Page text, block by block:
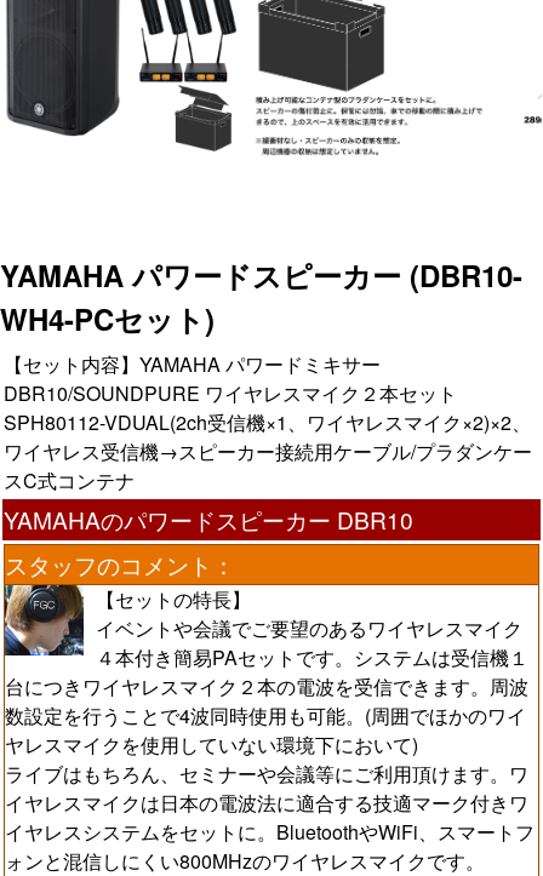
YAMAHA パワードスピーカー (DBR10-
WH4-PCセット)
【セット内容】YAMAHA パワードミキサー
DBR10/SOUNDPURE ワイヤレスマイク２本セット
SPH80112-VDUAL(2ch受信機×1、ワイヤレスマイク×2)×2、
ワイヤレス受信機→スピーカー接続用ケーブル/プラダンケー
スC式コンテナ
YAMAHAのパワードスピーカー DBR10
スタッフのコメント：
【セットの特長】
イベントや会議でご要望のあるワイヤレスマイク
４本付き簡易PAセットです。システムは受信機１
台につきワイヤレスマイク２本の電波を受信できます。周波
数設定を行うことで4波同時使用も可能。(周囲でほかのワイ
ヤレスマイクを使用していない環境下において)
ライブはもちろん、セミナーや会議等にご利用頂けます。ワ
イヤレスマイクは日本の電波法に適合する技適マーク付きワ
イヤレスシステムをセットに。BluetoothやWiFi、スマートフ
ォンと混信しにくい800MHzのワイヤレスマイクです。